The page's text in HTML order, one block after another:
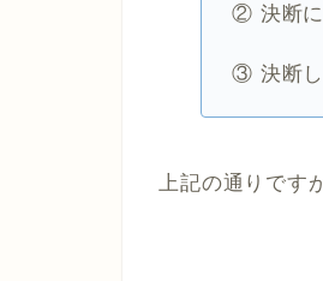
② 決断に
③ 決断し
上記の通りです